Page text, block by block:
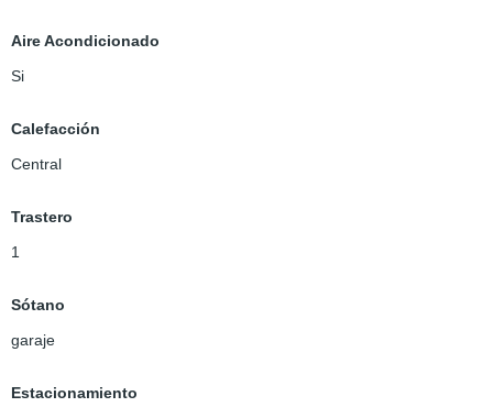
Aire Acondicionado
Si
Calefacción
Central
Trastero
1
Sótano
garaje
Estacionamiento